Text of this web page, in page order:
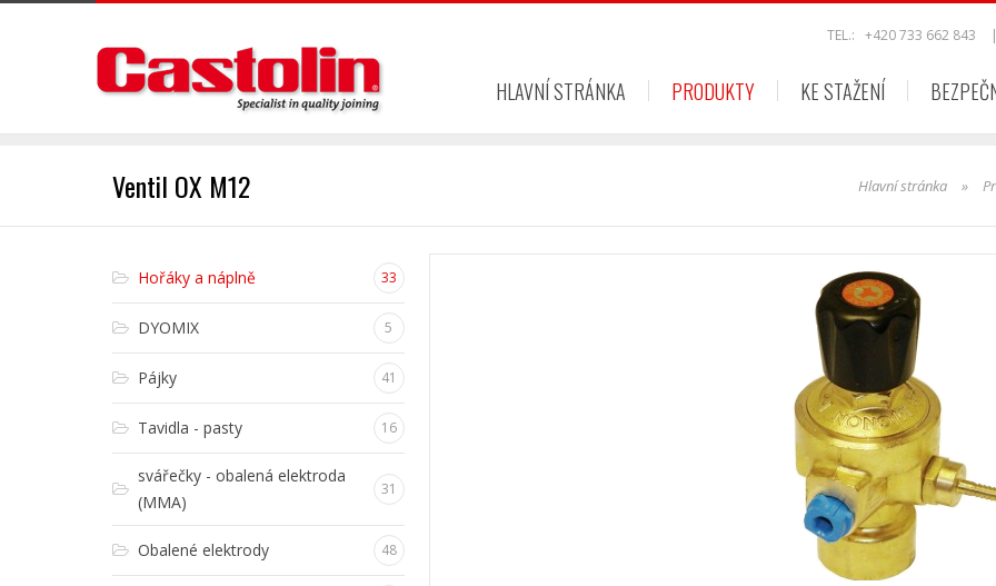
TEL.:+420 733 662 843 |
HLAVNÍ STRÁNKA PRODUKTY KE STAŽENÍ
Hlavní stránka »
Ventil OX M12
Hořáky a náplně 33
DYOMIX 5
Pájky 41
Tavidla - pasty 16
svářečky - obalená elektroda
(MMA)
31
Obalené elektrody 48